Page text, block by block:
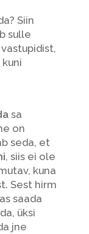
Siin
sulle
sa
on
seda, et
, siis ei ole
kuna
Sest hirm
saada
üksi
jne